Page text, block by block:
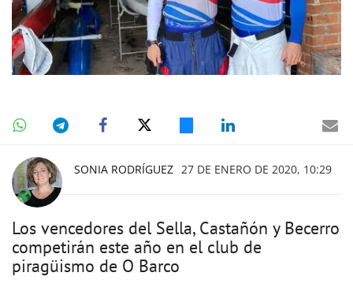
SONIA RODRÍGUEZ 27 DE ENERO DE 2020, 10:29
Los vencedores del Sella, Castañón y Becerro
competirán este año en el club de
piragüismo de O Barco